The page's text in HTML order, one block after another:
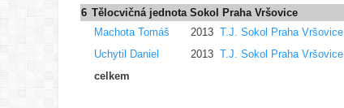
6 Tělocvičná jednota Sokol Praha Vršovice
Machota Tomáš
2013 T.J. Sokol Praha Vršovice
Uchytil Daniel
2013 T.J. Sokol Praha Vršovice
celkem